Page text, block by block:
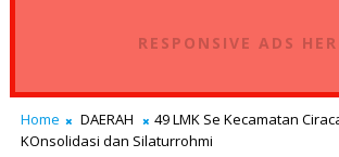
RESPONSIVE ADS
Home DAERAH
49 LMK Se Kecamatan
KOnsolidasi dan Silaturrohmi